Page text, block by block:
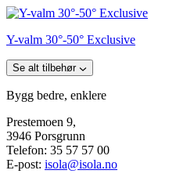
Y-valm 30°-50° Exclusive
Se alt tilbehør
Bygg bedre, enklere
Prestemoen 9,
3946 Porsgrunn
Telefon: 35 57 57 00
E-post: isola@isola.no